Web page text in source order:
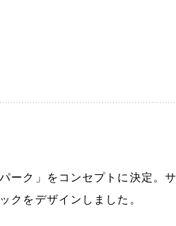
ーク」をコンセプトに決定。サ
クをデザインしました。